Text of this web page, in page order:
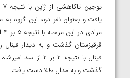
یافت و بعنوان نفر دوم این گروه به
قرقیزستان گذشت و به دیدار فینال
فینال با نتیجه ۲ بر
گذشت و به مدال طلا دست یافت.